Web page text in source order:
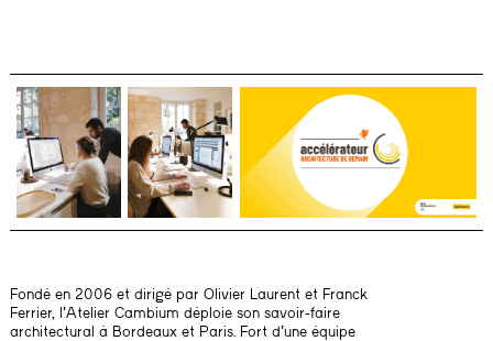
Fondé en 2006 et dirigé par Olivier Laurent et Franck
Ferrier, l’Atelier Cambium déploie son savoir-faire
architectural à Bordeaux et Paris. Fort d’une équipe